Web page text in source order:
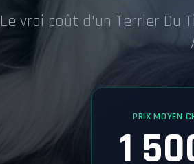
Le vrai coût d'un Terrier Du
PRIX MOYEN
1